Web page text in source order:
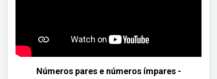
Números pares e números ímpares -